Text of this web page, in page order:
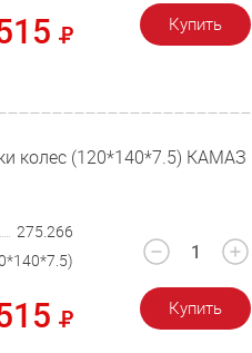
Купить
колес (120*140*7.5) КАМАЗ
275.266
Купить